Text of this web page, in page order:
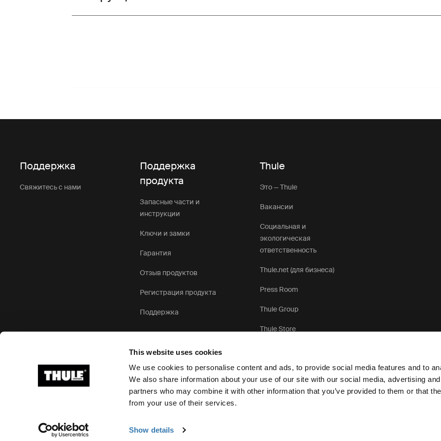
This website uses cookies
We use cookies to personalise content and ads, to provide social media features and to
We also share information about your use of our site with our social media, advertising
partners who may combine it with other information that you’ve provided to them or that
from your use of their services.
Show details
Поддержка
Свяжитесь с нами
Поддержка
продукта
Запасные части и
инструкции
Ключи и замки
Гарантия
Отзыв продуктов
Регистрация продукта
Поддержка
Thule
Это — Thule
Вакансии
Социальная и
экологическая
ответственность
Thule.net (для бизнеса)
Press Room
Thule Group
Thule Store
Ⓒ Thule Group, 2026 г. Все права защищены Уведомление о конфиденциальности Политика